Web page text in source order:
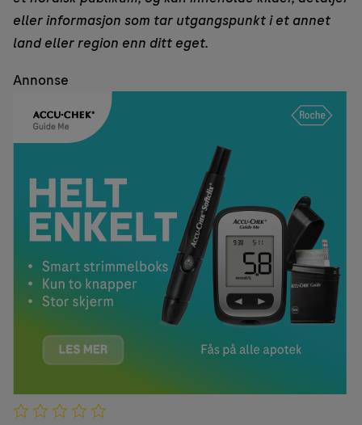
eller informasjon som tar utgangspunkt i et annet
land eller region enn ditt eget.
Annonse